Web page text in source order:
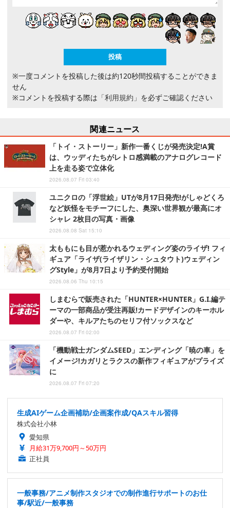
※一度コメントを投稿した後は約120秒間投稿することができま
せん
※コメントを投稿する際は 「利用規約」 を必ずご確認ください
関連ニュース
「トイ・ストーリー」新作一番くじが発売決定!A賞
は、ウッディたちがレトロ感満載のアナログレコード
上を走る姿で立体化
2026.08.07 Fri 03:40
ユニクロの「浮世絵」UTが8月17日発売!がしゃどくろ
など妖怪をモチーフにした、奥深い世界観が最高にオ
シャレ 2枚目の写真・画像
2026.08.08 Sat 15:10
太ももにも目が惹かれるウェディング姿のライザ! フィ
ギュア「ライザ(ライザリン・シュタウト)ウェディン
グStyle」が8月7日より予約受付開始
2026.08.06 Thu 10:15
しまむらで販売された「HUNTER×HUNTER」G.I.編テ
ーマの一部商品が受注再販!カードデザインのキーホル
ダーや、キルアたちのセリフ付ソックスなど
2026.08.07 Fri 02:00
「機動戦士ガンダムSEED」エンディング「暁の車」を
イメージ!カガリとラクスの新作フィギュアがプライズ
に
2026.08.07 Fri 07:20
生成AIゲーム企画補助/企画案作成/QAスキル習得
株式会社小林
愛知県
月給31万9,700円～50万円
正社員
一般事務/アニメ制作スタジオでの制作進行サポートのお仕
事/駅近/一般事務